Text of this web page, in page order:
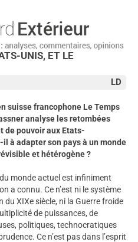
UNIS, ET LE
LD
suisse francophone Le Temps
analyse les retombées
de pouvoir aux Etats-
à adapter son pays à un monde
et hétérogène ?
monde actuel est infiniment
a connu. Ce n’est ni le système
XIXe siècle, ni la Guerre froide
de puissances, de
politiques, technocratiques
Ce n’est pas dans l’esprit